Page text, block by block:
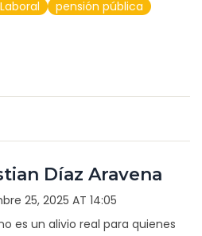
pensión pública
Díaz Aravena
25, 2025 AT 14:05
es un alivio real para quienes